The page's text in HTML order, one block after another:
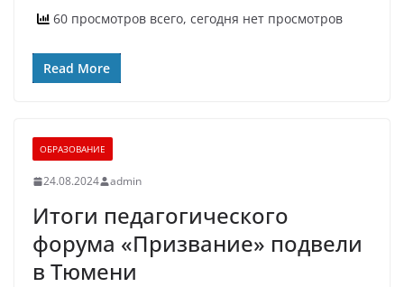
60 просмотров всего, сегодня нет просмотров
Read More
ОБРАЗОВАНИЕ
24.08.2024 admin
Итоги педагогического
форума «Призвание» подвели
в Тюмени